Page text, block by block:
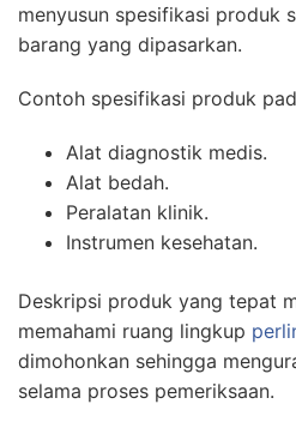
menyusun spesifikasi produk
barang yang dipasarkan.
Contoh spesifikasi produk
Alat diagnostik medis.
Alat bedah.
Peralatan klinik.
Instrumen kesehatan.
Deskripsi produk yang tepat
memahami ruang lingkup
dimohonkan sehingga
selama proses pemeriksaan.